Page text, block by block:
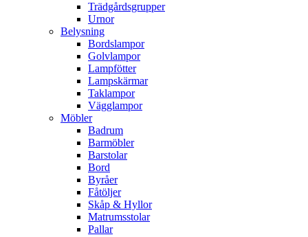
Trädgårdsgrupper
Urnor
Belysning
Bordslampor
Golvlampor
Lampfötter
Lampskärmar
Taklampor
Vägglampor
Möbler
Badrum
Barmöbler
Barstolar
Bord
Byråer
Fåtöljer
Skåp & Hyllor
Matrumsstolar
Pallar